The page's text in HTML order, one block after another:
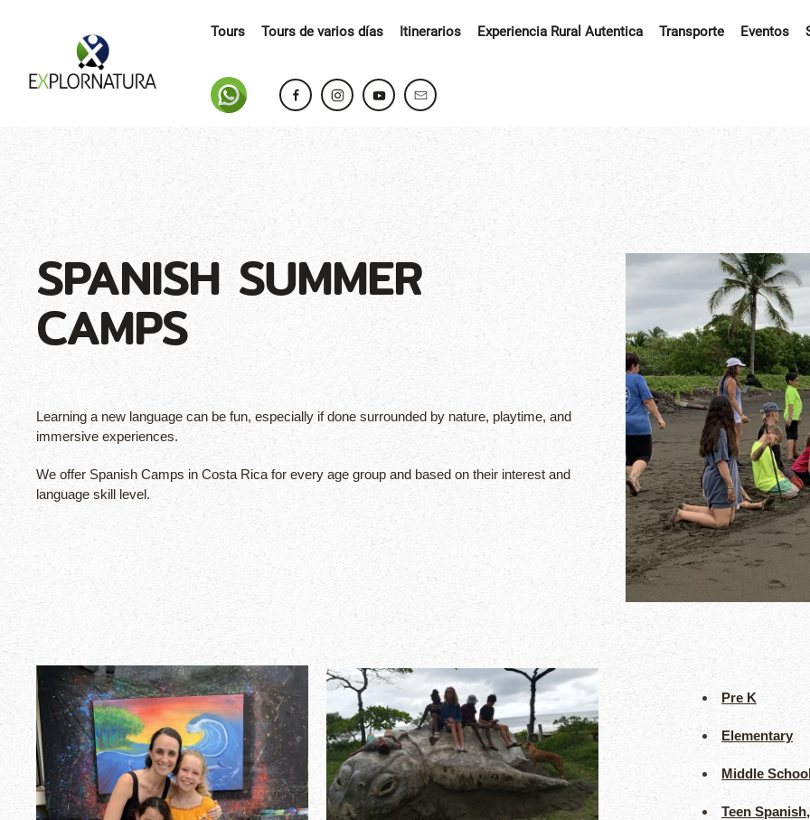
Tours Tours de varios días Itinerarios Experiencia Rural Autentica Transporte Eventos
SPANISH SUMMER
CAMPS
Learning a new language can be fun, especially if done surrounded by nature, playtime, and
immersive experiences.
We offer Spanish Camps in Costa Rica for every age group and based on their interest and
language skill level.
Pre K
Elementary
Middle
Teen